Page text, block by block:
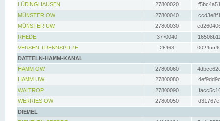
LÜDINGHAUSEN
27800020
MÜNSTER OW
27800040
MÜNSTER UW
27800030
RHEDE
3770040
VERSEN TRENNSPITZE
25463
DATTELN-HAMM-KANAL
HAMM OW
27800060
HAMM UW
27800080
WALTROP
27800090
WERRIES OW
27800050
DIEMEL